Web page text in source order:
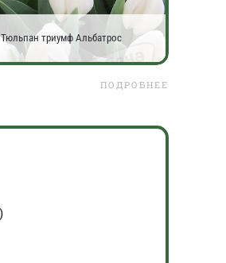
Тюльпан триумф Альбатрос
ПОДРОБНЕЕ